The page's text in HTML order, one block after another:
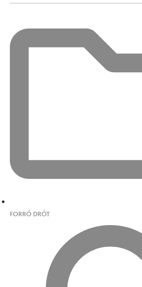
FORRÓ DRÓT